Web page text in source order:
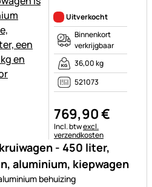
- 450 liter,
aluminium, kiepwagen
behuizing
Uitverkocht
Binnenkort
verkrijgbaar
36,00 kg
521073
769,90€
Belastinginformatie:
Incl. btwexcl.
verzendkosten